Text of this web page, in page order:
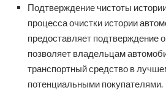
Подтверждение чистоты
процесса очистки истории
предоставляет подтверждение
позволяет владельцам
транспортный средство в
потенциальными покупателями.